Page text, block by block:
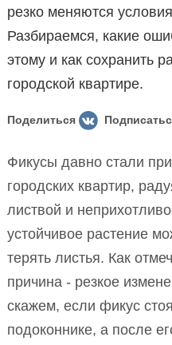
резко меняются
Разбираемся, какие
этому и как сохранить
городской квартире.
Поделиться
Фикусы давно стали
городских квартир,
листвой и
устойчивое растение
терять листья. Как
причина - резкое
скажем, если фикус
подоконнике, а после